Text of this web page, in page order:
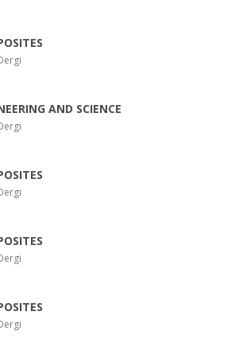
AND SCIENCE